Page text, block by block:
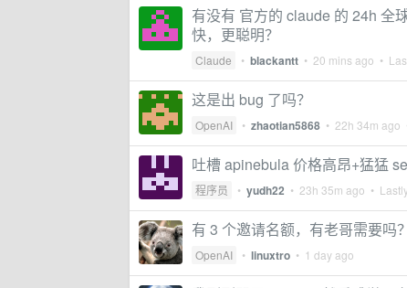
有没有 官方的 claude 的 24h 全
快，更聪明？
Claude • blackantt • 20 mins ago •
这是出 bug 了吗？
OpenAI • zhaotian5868 • 22h 34m ago
吐槽 apinebula 价格高昂+猛猛
程序员 • yudh22 • 23h 35m ago •
有 3 个邀请名额，有老哥需要吗？
OpenAI • linuxtro • 1 day ago